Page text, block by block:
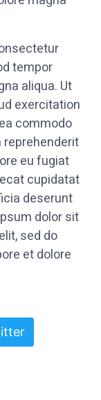
tempor
aliqua. Ut
exercitation
commodo
reprehenderit
eu fugiat
cupidatat
deserunt
dolor sit
sed do
et dolore